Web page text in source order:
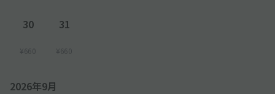
30
¥660
31
¥660
2026年9月